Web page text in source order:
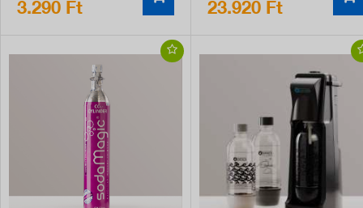
3.290 Ft 23.920 Ft